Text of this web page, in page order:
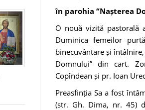
în parohia “Nașterea
O nouă vizită pastorală
Duminica femeilor
binecuvântare și
Domnului” din cart.
Copîndean și pr. Ioan
Preasfinția Sa a fost
(str. Gh. Dima, nr. 45)